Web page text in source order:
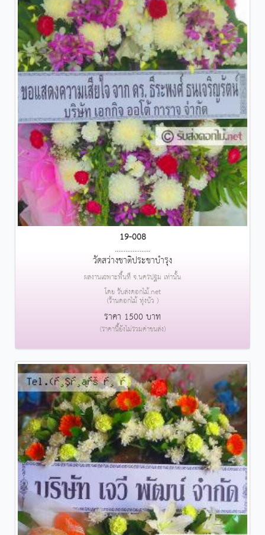
19-008
....................
วัดสว่างชาติประชาบำรุง
ผลงานเฉพาะพื้นที่ จ.นครปฐม เท่านั้น
โดย รับส่งดอกไม้.net
(ร้านดอกไม้ ทุ่งบัว )
ราคา 1500 บาท
(ราคานี้ยังไม่รวมค่าขนส่ง)